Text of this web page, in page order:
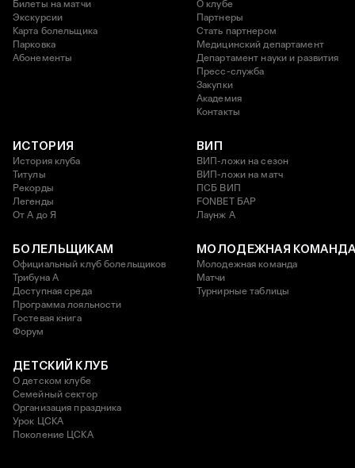
Билеты на матчи
Экскурсии
Карта болельщика
Парковка
Абонементы
О клубе
Партнеры
Стать партнером
Медицинский департамент
Департамент науки и развития
Пресс-служба
Закупки
Академия
Контакты
ИСТОРИЯ
История клуба
Титулы
Рекорды
Легенды
От А до Я
ВИП
ВИП-ложи на сезон
ВИП-ложи на матч
ПСБ ВИП
FONBET БАР
Лаунж A
БОЛЕЛЬЩИКАМ
Официальный клуб болельщиков
Трибуна А
Доступная среда
Программа лояльности
Гостевая книга
Форум
МОЛОДЕЖНАЯ
Молодежная команда
Матчи
Турнирные таблицы
ДЕТСКИЙ КЛУБ
О детском клубе
Семейный сектор
Организация праздника
Урок ЦСКА
Поколение ЦСКА